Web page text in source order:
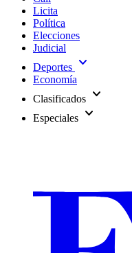
Licita
Política
Elecciones
Judicial
Deportes expand_more
Economía
Clasificados expand_more
Especiales expand_more